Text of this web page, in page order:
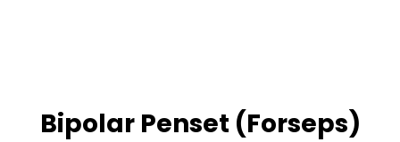
Bipolar Penset (Forseps)